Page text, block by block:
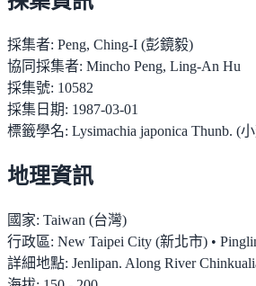
採集者: Peng, Ching-I (彭鏡毅)
協同採集者: Mincho Peng, Ling-An Hu
採集號: 10582
採集日期: 1987-03-01
標籤學名: Lysimachia japonica Thunb. (
地理資訊
國家: Taiwan (台灣)
行政區: New Taipei City (新北市) •
詳細地點: Jenlipan. Along River